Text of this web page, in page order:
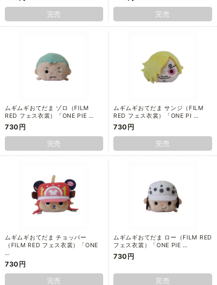
完売
完売
ムギムギおてだま ゾロ（FILM
RED フェス衣裳）「ONE PIE …
730円
完売
ムギムギおてだま サンジ（FILM
RED フェス衣裳）「ONE PI …
730円
完売
ムギムギおてだま チョッパー
（FILM RED フェス衣裳）「ONE
…
730円
完売
ムギムギおてだま ロー（FILM RED
フェス衣裳）「ONE PIE …
730円
完売